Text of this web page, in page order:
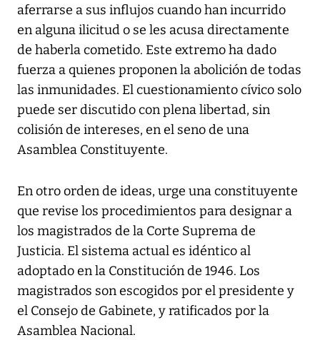
aferrarse a sus influjos cuando han incurrido
en alguna ilicitud o se les acusa directamente
de haberla cometido. Este extremo ha dado
fuerza a quienes proponen la abolición de todas
las inmunidades. El cuestionamiento cívico solo
puede ser discutido con plena libertad, sin
colisión de intereses, en el seno de una
Asamblea Constituyente.
En otro orden de ideas, urge una constituyente
que revise los procedimientos para designar a
los magistrados de la Corte Suprema de
Justicia. El sistema actual es idéntico al
adoptado en la Constitución de 1946. Los
magistrados son escogidos por el presidente y
el Consejo de Gabinete, y ratificados por la
Asamblea Nacional.